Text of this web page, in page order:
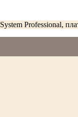
Professional,